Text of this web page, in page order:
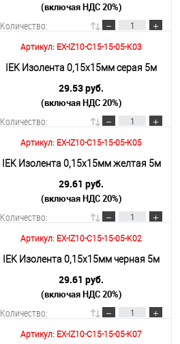
Подробнее(включая НДС 20%)
Количество:
В корзину
Подробнее
Артикул: EX-IZ10-C15-15-05-K03
IEK Изолента 0,15х15мм серая 5м
29.53 руб.
(включая НДС 20%)
Количество:
В корзину
Подробнее
Артикул: EX-IZ10-C15-15-05-K05
IEK Изолента 0,15х15мм желтая 5м
29.61 руб.
(включая НДС 20%)
Количество:
В корзину
Подробнее
Артикул: EX-IZ10-C15-15-05-K02
IEK Изолента 0,15х15мм черная 5м
29.61 руб.
(включая НДС 20%)
Количество:
Артикул: EX-IZ10-C15-15-05-K07